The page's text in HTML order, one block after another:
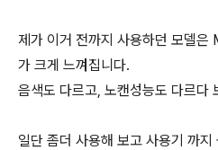
제가 이거 전까지 사용하던 모델
가 크게 느껴집니다.
음색도 다르고, 노캔성능도 다르다
일단 좀더 사용해 보고 사용기 까